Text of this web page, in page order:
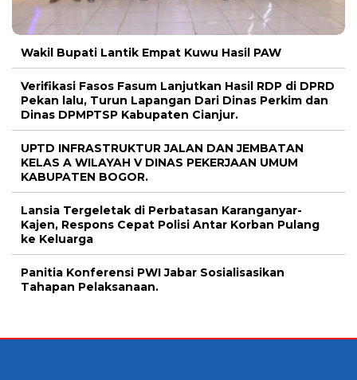
Wakil Bupati Lantik Empat Kuwu Hasil PAW
Verifikasi Fasos Fasum Lanjutkan Hasil RDP di DPRD
Pekan lalu, Turun Lapangan Dari Dinas Perkim dan
Dinas DPMPTSP Kabupaten Cianjur.
UPTD INFRASTRUKTUR JALAN DAN JEMBATAN
KELAS A WILAYAH V DINAS PEKERJAAN UMUM
KABUPATEN BOGOR.
Lansia Tergeletak di Perbatasan Karanganyar-
Kajen, Respons Cepat Polisi Antar Korban Pulang
ke Keluarga
Panitia Konferensi PWI Jabar Sosialisasikan
Tahapan Pelaksanaan.